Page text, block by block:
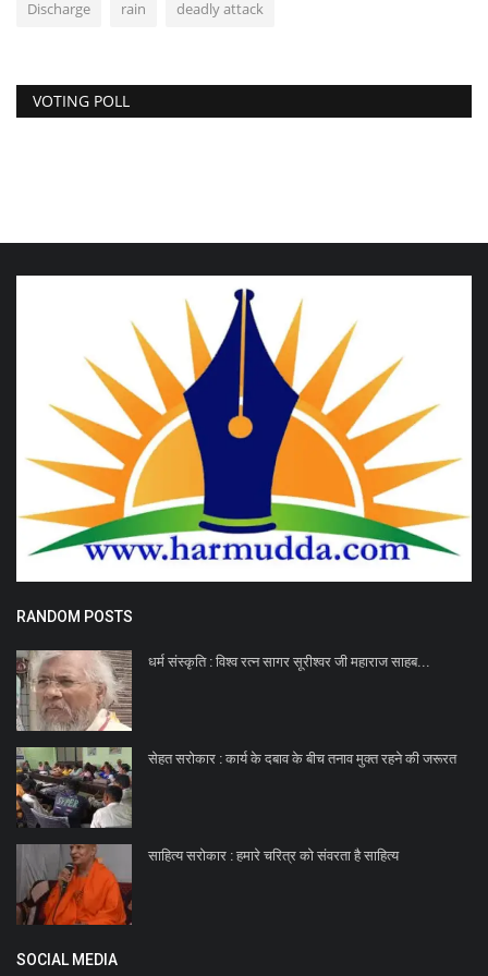
Discharge rain deadly attack
VOTING POLL
RANDOM POSTS
धर्म संस्कृति : विश्व रत्न सागर सूरीश्वर जी महाराज साहब...
सेहत सरोकार : कार्य के दबाव के बीच तनाव मुक्त रहने की जरूरत
साहित्य सरोकार : हमारे चरित्र को संवरता है साहित्य
SOCIAL MEDIA